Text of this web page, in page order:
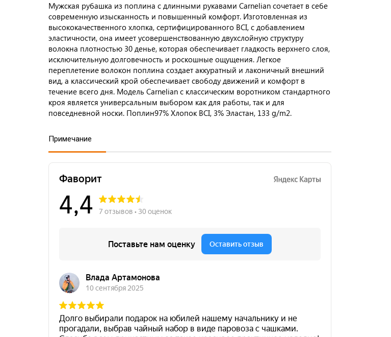
Мужская рубашка из поплина с длинными рукавами Carnelian сочетает в себе
современную изысканность и повышенный комфорт. Изготовленная из
высококачественного хлопка, сертифицированного BCI, с добавлением
эластичности, она имеет усовершенствованную двухслойную структуру
волокна плотностью 30 денье, которая обеспечивает гладкость верхнего слоя,
исключительную долговечность и роскошные ощущения. Легкое
переплетение волокон поплина создает аккуратный и лаконичный внешний
вид, а классический крой обеспечивает свободу движений и комфорт в
течение всего дня. Модель Carnelian с классическим воротником стандартного
кроя является универсальным выбором как для работы, так и для
повседневной носки. Поплин97% Хлопок BCI, 3% Эластан, 133 g/m2.
Примечание